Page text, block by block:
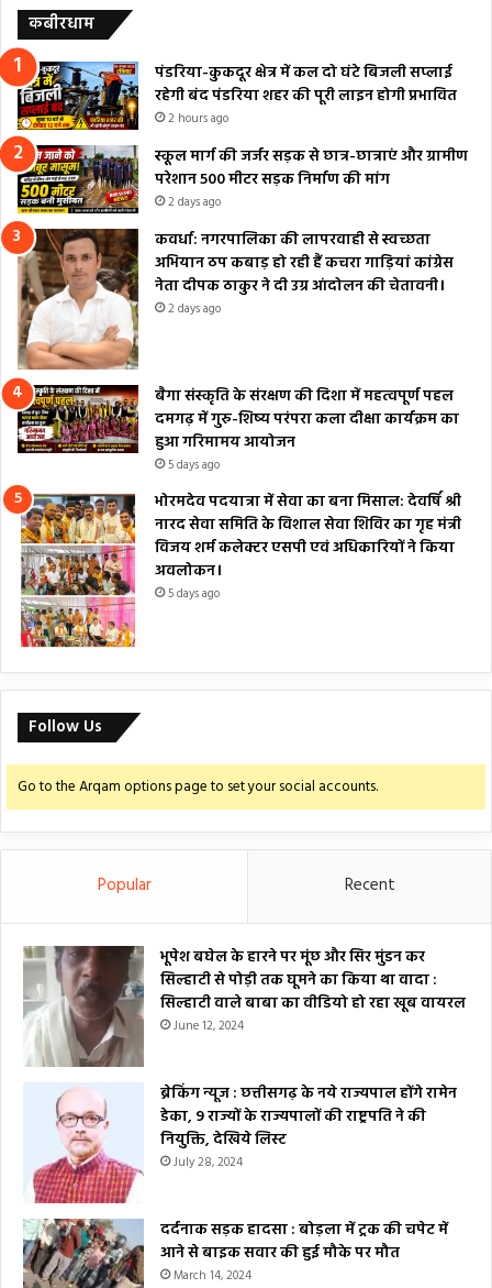
कबीरधाम
पंडरिया-कुकदूर क्षेत्र में कल दो घंटे बिजली सप्लाई
रहेगी बंद पंडरिया शहर की पूरी लाइन होगी प्रभावित
2 hours ago
स्कूल मार्ग की जर्जर सड़क से छात्र-छात्राएं और ग्रामीण
परेशान 500 मीटर सड़क निर्माण की मांग
2 days ago
कवर्धा: नगरपालिका की लापरवाही से स्वच्छता
अभियान ठप कबाड़ हो रही हैं कचरा गाड़ियां कांग्रेस
नेता दीपक ठाकुर ने दी उग्र आंदोलन की चेतावनी।
2 days ago
बैगा संस्कृति के संरक्षण की दिशा में महत्वपूर्ण पहल
दमगढ़ में गुरु-शिष्य परंपरा कला दीक्षा कार्यक्रम का
हुआ गरिमामय आयोजन
5 days ago
भोरमदेव पदयात्रा में सेवा का बना मिसाल: देवर्षि श्री
नारद सेवा समिति के विशाल सेवा शिविर का गृह मंत्री
विजय शर्म कलेक्टर एसपी एवं अधिकारियों ने किया
अवलोकन।
5 days ago
Follow Us
Go to the Arqam options page to set your social accounts.
Popular Recent
भूपेश बघेल के हारने पर मूंछ और सिर मुंडन कर
सिल्हाटी से पोड़ी तक घूमने का किया था वादा :
सिल्हाटी वाले बाबा का वीडियो हो रहा खूब वायरल
June 12, 2024
ब्रेकिंग न्यूज : छत्तीसगढ़ के नये राज्यपाल होंगे रामेन
डेका, 9 राज्यों के राज्यपालों की राष्ट्रपति ने की
नियुक्ति, देखिये लिस्ट
July 28, 2024
दर्दनाक सड़क हादसा : बोड़ला में ट्रक की चपेट में
आने से बाइक सवार की हुई मौके पर मौत
March 14, 2024